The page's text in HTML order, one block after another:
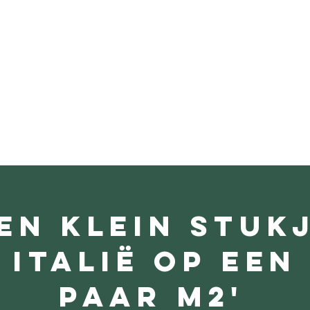
klein
italië op een
paar m2'